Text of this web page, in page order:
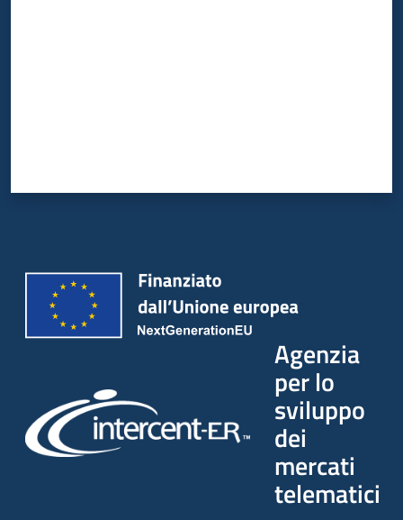
Agenzia
per lo
sviluppo
dei
mercati
telematici